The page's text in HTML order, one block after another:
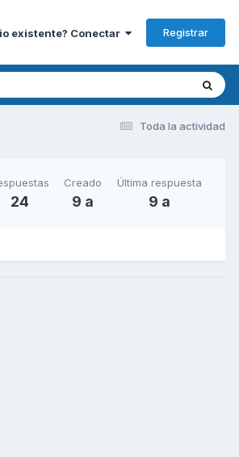
existente? Conectar Registrar
Toda la actividad
24
Creado
9 a
Última respuesta
9 a